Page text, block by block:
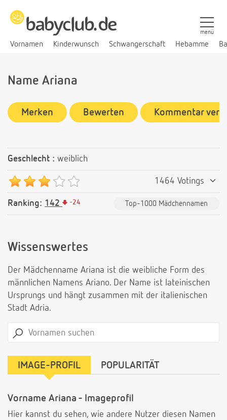
Vornamen Kinderwunsch Schwangerschaft Hebamme
menü
Name Ariana
Merken Bewerten Kommentar
Geschlecht : weiblich
1464 Votings
Ranking: 142 -24 Top-1000 Mädchennamen
Wissenswertes
Der Mädchenname Ariana ist die weibliche Form des
männlichen Namens Ariano. Der Name ist lateinischen
Ursprungs und hängt zusammen mit der italienischen
Stadt Adria.
IMAGE-PROFIL POPULARITÄT
Vorname Ariana - Imageprofil
Hier kannst du sehen, wie andere Nutzer diesen Namen